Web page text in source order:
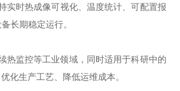
实时热成像可视化、温度统计、可配置报
长期稳定运行。
热监控等工业领域，同时适用于科研中的
化生产工艺、降低运维成本。